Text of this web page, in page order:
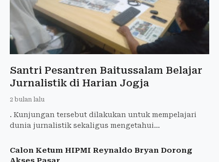
Santri Pesantren Baitussalam Belajar
Jurnalistik di Harian Jogja
2 bulan lalu
. Kunjungan tersebut dilakukan untuk mempelajari
dunia jurnalistik sekaligus mengetahui
Calon Ketum HIPMI Reynaldo Bryan Dorong